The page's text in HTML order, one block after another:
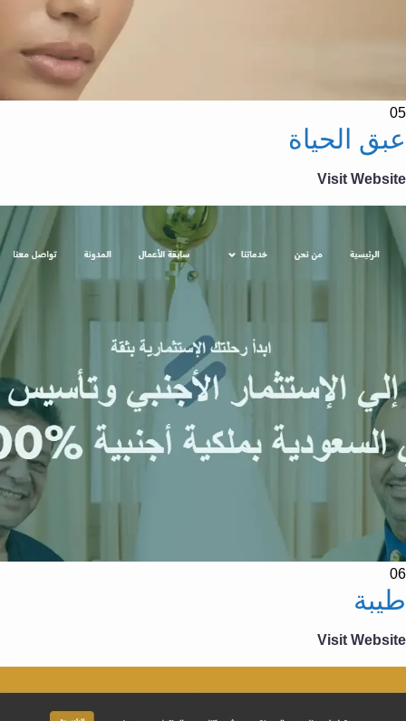
05
عبق الحياة
Visit Website
06
طيبة
Visit Website